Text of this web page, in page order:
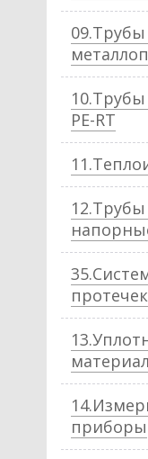
PE-RT
приборы